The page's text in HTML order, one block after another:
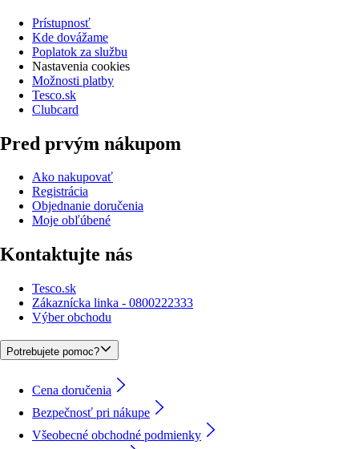
Prístupnosť
Kde dovážame
Poplatok za službu
Nastavenia cookies
Možnosti platby
Tesco.sk
Clubcard
Pred prvým nákupom
Ako nakupovať
Registrácia
Objednanie doručenia
Moje obľúbené
Kontaktujte nás
Tesco.sk
Zákaznícka linka - 0800222333
Výber obchodu
Potrebujete pomoc?
Cena doručenia
Bezpečnosť pri nákupe
Všeobecné obchodné podmienky